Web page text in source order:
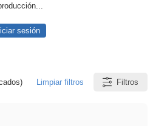
sesión
Limpiar filtros Filtros